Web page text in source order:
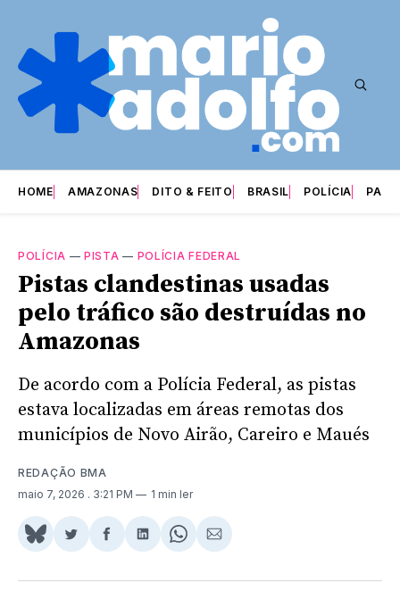
HOME AMAZONAS DITO & FEITO BRASIL POLÍCIA
POLÍCIA —PISTA — POLÍCIA FEDERAL
Pistas clandestinas usadas
pelo tráfico são destruídas no
Amazonas
De acordo com a Polícia Federal, as pistas
estava localizadas em áreas remotas dos
municípios de Novo Airão, Careiro e Maués
REDAÇÃO BMA
maio 7, 2026 . 3:21 PM 1 min ler
Share
BlueSky
Compartilhar
Twitter
Compartilhar
Facebook
Compartilhar
LinkedIn
Share
WhatsApp
Compartilhar
Email